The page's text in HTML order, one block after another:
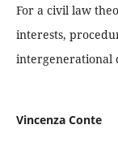
For a civil law
interests,
intergenerational
Vincenza Conte